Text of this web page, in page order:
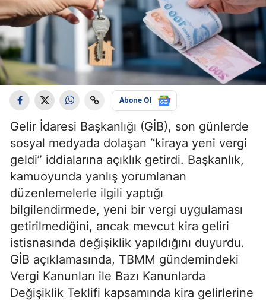
Abone Ol
Gelir İdaresi Başkanlığı (GİB), son günlerde
sosyal medyada dolaşan “kiraya yeni vergi
geldi” iddialarına açıklık getirdi. Başkanlık,
kamuoyunda yanlış yorumlanan
düzenlemelerle ilgili yaptığı
bilgilendirmede, yeni bir vergi uygulaması
getirilmediğini, ancak mevcut kira geliri
istisnasında değişiklik yapıldığını duyurdu.
GİB açıklamasında, TBMM gündemindeki
Vergi Kanunları ile Bazı Kanunlarda
Değişiklik Teklifi kapsamında kira gelirlerine